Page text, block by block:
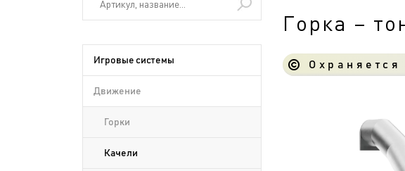
Игровые системы
Движение
Горки
Качели
Горка –
Охраняется